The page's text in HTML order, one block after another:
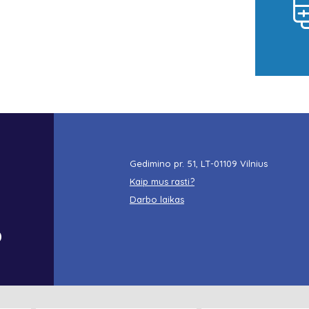
Gedimino pr. 51, LT-01109 Vilnius
Kaip mus rasti?
Darbo laikas